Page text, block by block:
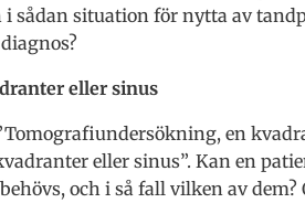
sådan situation för nytta av
eller sinus
en
eller sinus”. Kan en
och i så fall vilken av dem?